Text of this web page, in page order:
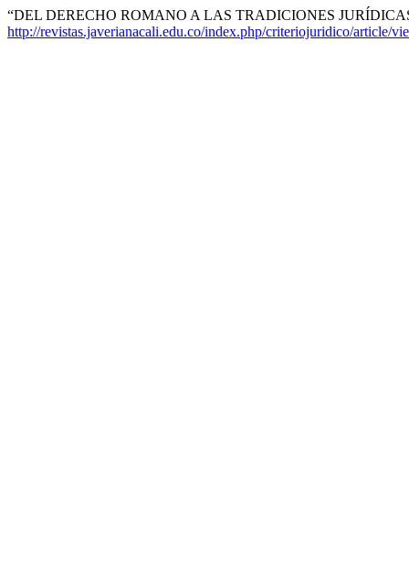
“DEL DERECHO ROMANO A LAS TRADICIONES
http://revistas.javerianacali.edu.co/index.php/criteriojuridico/article/